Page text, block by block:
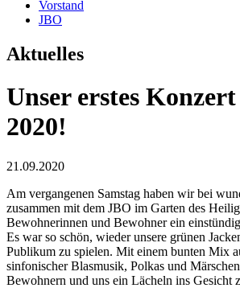
Vorstand
JBO
Aktuelles
Unser erstes
2020!
21.09.2020
Am vergangenen Samstag haben wir bei
zusammen mit dem JBO im Garten des
Bewohnerinnen und Bewohner ein
Es war so schön, wieder unsere grünen
Publikum zu spielen. Mit einem bunten Mix
sinfonischer Blasmusik, Polkas und
Bewohnern und uns ein Lächeln ins Gesicht